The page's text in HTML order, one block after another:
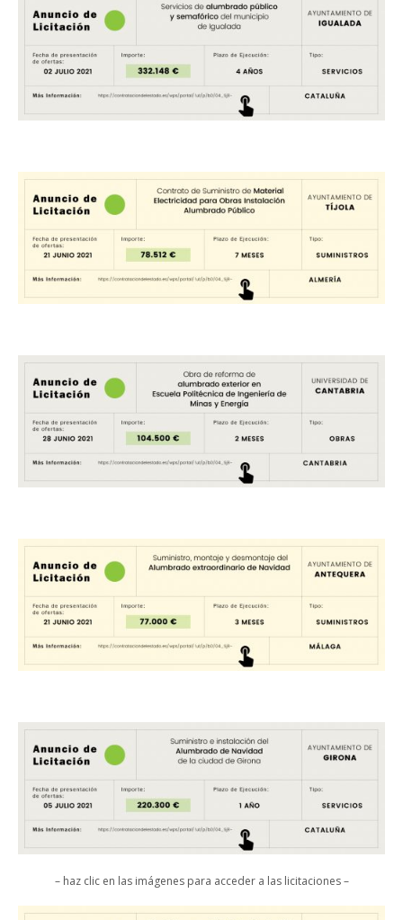
– haz clic en las imágenes para acceder a las licitaciones –